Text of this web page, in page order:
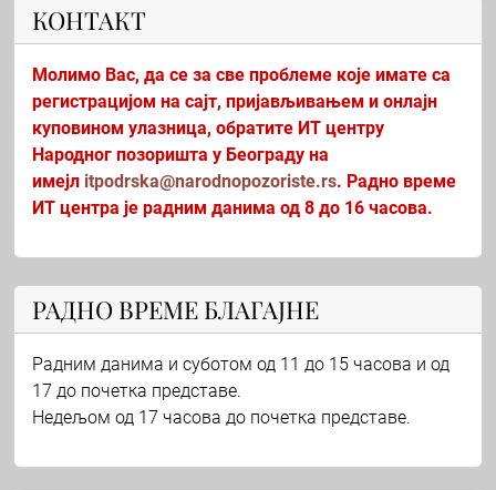
КОНТАКТ
Молимо Вас, да се за све проблеме које имате са
регистрацијом на сајт, пријављивањем и онлајн
куповином улазница, обратите ИТ центру
Народног позоришта у Београду на
имејл itpodrska@narodnopozoriste.rs. Радно време
ИТ центра је радним данима од 8 до 16 часова.
РАДНО ВРЕМЕ БЛАГАЈНЕ
Радним данима и суботом од 11 до 15 часова и од
17 до почетка представе.
Недељом од 17 часова до почетка представе.